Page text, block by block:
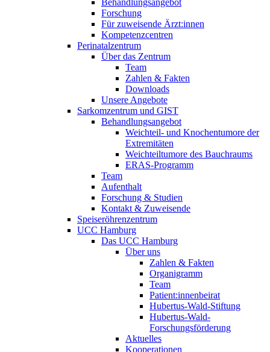
Behandlungsangebot
Forschung
Für zuweisende Ärzt:innen
Kompetenzcentren
Perinatalzentrum
Über das Zentrum
Team
Zahlen & Fakten
Downloads
Unsere Angebote
Sarkomzentrum und GIST
Behandlungsangebot
Weichteil- und Knochentumore der
Extremitäten
Weichteiltumore des Bauchraums
ERAS-Programm
Team
Aufenthalt
Forschung & Studien
Kontakt & Zuweisende
Speiseröhrenzentrum
UCC Hamburg
Das UCC Hamburg
Über uns
Zahlen & Fakten
Organigramm
Team
Patient:innenbeirat
Hubertus-Wald-Stiftung
Hubertus-Wald-
Forschungsförderung
Aktuelles
Kooperationen